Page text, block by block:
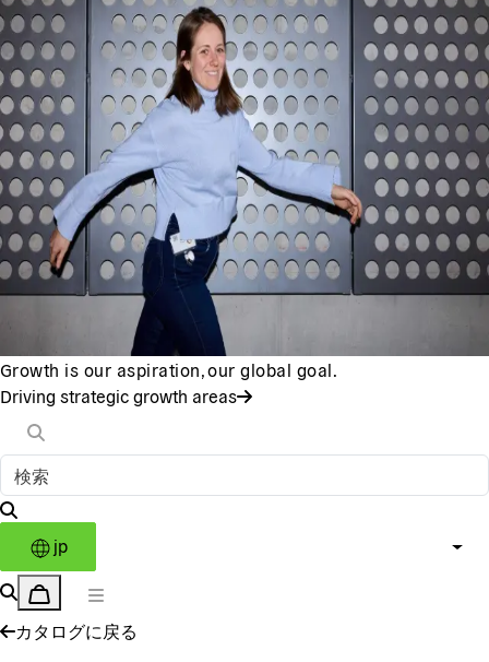
Growth is our aspiration, our global goal.
Driving strategic growth areas
jp
カタログに戻る